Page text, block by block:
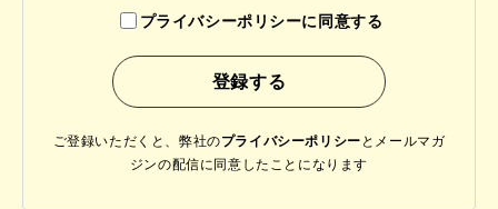
プライバシーポリシーに同意する
ご登録いただくと、弊社のプライバシーポリシー と メールマガ
ジンの配信に同意したことになります